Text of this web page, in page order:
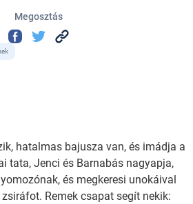
Megosztás
hatalmas bajusza van, és imádja a
tata, Jenci és Barnabás nagyapja,
és megkeresi unokáival
Remek csapat segít nekik: